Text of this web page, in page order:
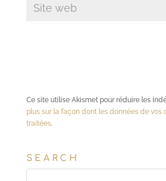
Ce site utilise Akismet pour réduire les
plus sur la façon dont les données de vos
traitées.
SEARCH